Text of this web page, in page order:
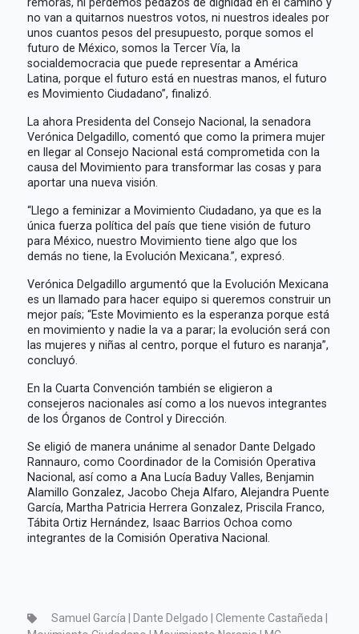
no van a quitarnos nuestros votos, ni nuestros ideales por
unos cuantos pesos del presupuesto, porque somos el
futuro de México, somos la Tercer Vía, la
socialdemocracia que puede representar a América
Latina, porque el futuro está en nuestras manos, el futuro
es Movimiento Ciudadano”, finalizó.
La ahora Presidenta del Consejo Nacional, la senadora
Verónica Delgadillo, comentó que como la primera mujer
en llegar al Consejo Nacional está comprometida con la
causa del Movimiento para transformar las cosas y para
aportar una nueva visión.
“Llego a feminizar a Movimiento Ciudadano, ya que es la
única fuerza política del país que tiene visión de futuro
para México, nuestro Movimiento tiene algo que los
demás no tiene, la Evolución Mexicana.”, expresó.
Verónica Delgadillo argumentó que la Evolución Mexicana
es un llamado para hacer equipo si queremos construir un
mejor país; “Este Movimiento es la esperanza porque está
en movimiento y nadie la va a parar; la evolución será con
las mujeres y niñas al centro, porque el futuro es naranja”,
concluyó.
En la Cuarta Convención también se eligieron a
consejeros nacionales así como a los nuevos integrantes
de los Órganos de Control y Dirección.
Se eligió de manera unánime al senador Dante Delgado
Rannauro, como Coordinador de la Comisión Operativa
Nacional, así como a Ana Lucía Baduy Valles, Benjamin
Alamillo Gonzalez, Jacobo Cheja Alfaro, Alejandra Puente
García, Martha Patricia Herrera Gonzalez, Priscila Franco,
Tábita Ortiz Hernández, Isaac Barrios Ochoa como
integrantes de la Comisión Operativa Nacional.
Samuel García | Dante Delgado | Clemente Castañeda |